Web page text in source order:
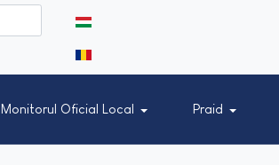
Monitorul Oficial Local Praid